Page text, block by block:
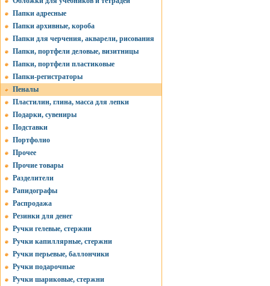
Папки адресные
Папки архивные, короба
Папки для черчения, акварели, рисования
Папки, портфели деловые, визитницы
Папки, портфели пластиковые
Папки-регистраторы
Пеналы
Пластилин, глина, масса для лепки
Подарки, сувениры
Подставки
Портфолио
Прочее
Прочие товары
Разделители
Рапидографы
Распродажа
Резинки для денег
Ручки гелевые, стержни
Ручки капиллярные, стержни
Ручки перьевые, баллончики
Ручки подарочные
Ручки шариковые, стержни